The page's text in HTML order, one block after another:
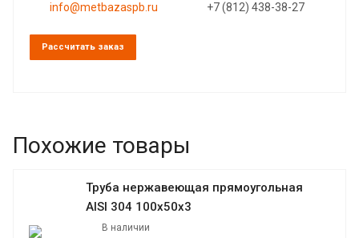
info@metbazaspb.ru +7 (812) 438-38-27
Рассчитать заказ
Похожие товары
Труба нержавеющая прямоугольная
AISI 304 100х50х3
В наличии